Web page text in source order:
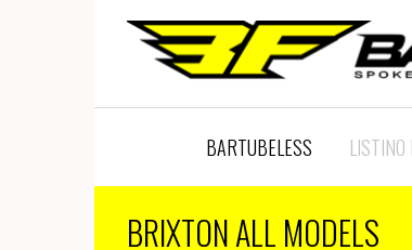
BARTUBELESS
BRIXTON ALL MODELS